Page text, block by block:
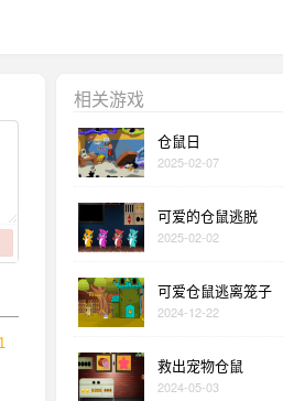
相关游戏
仓鼠日
2025-02-07
可爱的仓鼠逃脱
2025-02-02
可爱仓鼠逃离笼子
2024-12-22
救出宠物仓鼠
2024-05-03